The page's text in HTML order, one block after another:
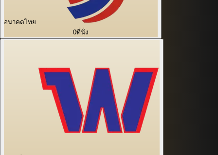
อนาคตไทย
0ที่นั่ง